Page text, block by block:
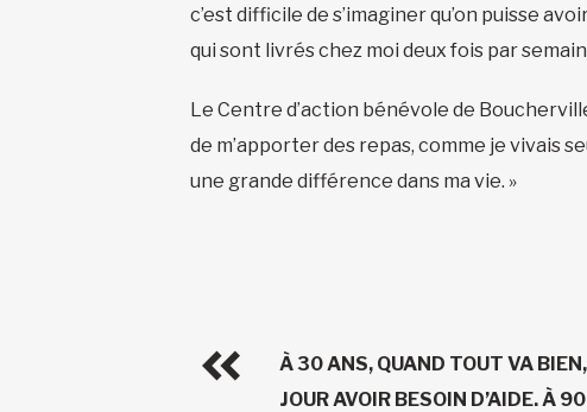
c’est difficile de s’imaginer qu’on puisse
qui sont livrés chez moi deux fois par
Le Centre d’action bénévole de
de m’apporter des repas, comme je vivais
une grande différence dans ma vie. »
À 30 ANS, QUAND TOUT VA
JOUR AVOIR BESOIN D’AIDE. À